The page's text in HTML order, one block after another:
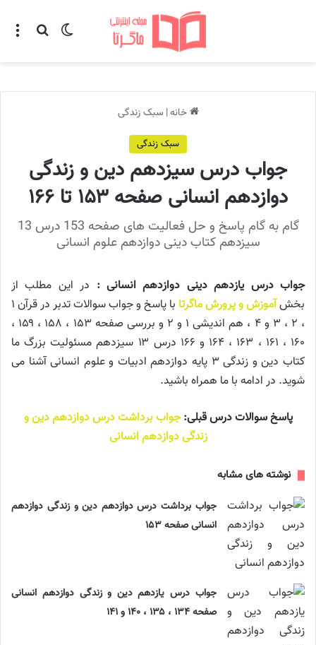
تغییر پوسته
خانه| سبک زندگی
سبک زندگی
جواب درس سیزدهم دین و زندگی
دوازدهم انسانی صفحه ۱۵۳ تا ۱۶۶
گام به گام پاسخ و حل فعالیت های صفحه 153 درس 13
سیزدهم کتاب دینی دوازدهم علوم انسانی
جواب درس یازدهم دینی دوازدهم انسانی : در این مطلب از
بخشآموزش و پرورش ماگرتا
با پاسخ و جواب سوالات تدبر در قرآن ۱
، ۲ ، ۳ و ۴ ، هم اندیشی ۱ و ۲ و بررسی صفحه ۱۵۳ ، ۱۵۸ ، ۱۵۹ ،
۱۶۰ ، ۱۶۱ ، ۱۶۳ ، ۱۶۴ و ۱۶۶ درس ۱۳ سیزدهم مسئولیت بزرگ ما
کتاب دین و زندگی ۳ پایه دوازدهم ادبیات و علوم انسانی آشنا می
شوید. در ادامه با ما همراه باشید.
پاسخ سوالات درس قبلی: جواب برداشت درس دوازدهم دین و
زندگی دوازدهم انسانی
نوشته های مشابه
جواب برداشت درس دوازدهم دین و زندگی دوازدهم
انسانی صفحه ۱۵۳
جواب درس یازدهم دین و زندگی دوازدهم انسانی
صفحه ۱۳۴ ، ۱۳۵ ، ۱۴۰ و ۱۴۱